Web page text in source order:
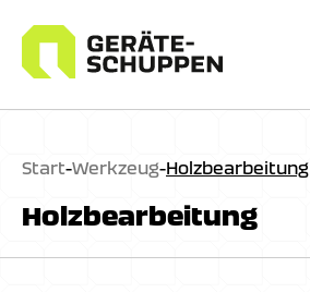
Inhalt
springen
Start-Werkzeug-Holzbearbeitung
Holzbearbeitung